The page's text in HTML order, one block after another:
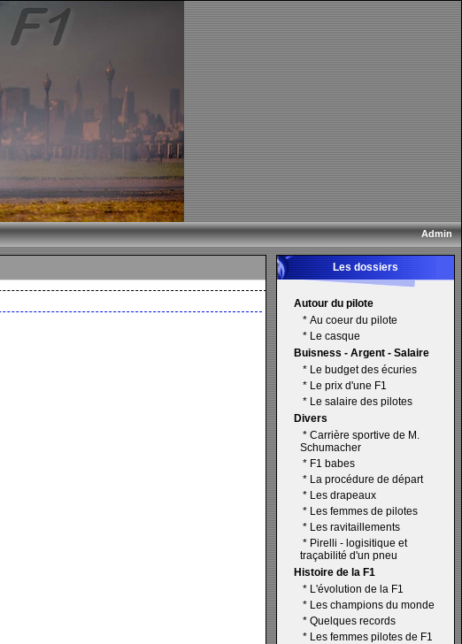
Admin
Les dossiers
Autour du pilote
* Au coeur du pilote
* Le casque
Buisness - Argent - Salaire
* Le budget des écuries
* Le prix d'une F1
* Le salaire des pilotes
Divers
* Carrière sportive de M.
Schumacher
* F1 babes
* La procédure de départ
* Les drapeaux
* Les femmes de pilotes
* Les ravitaillements
* Pirelli - logisitique et
traçabilité d'un pneu
Histoire de la F1
* L'évolution de la F1
* Les champions du monde
* Quelques records
* Les femmes pilotes de F1